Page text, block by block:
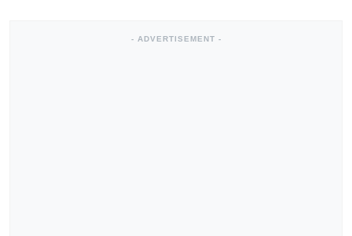
- ADVERTISEMENT -